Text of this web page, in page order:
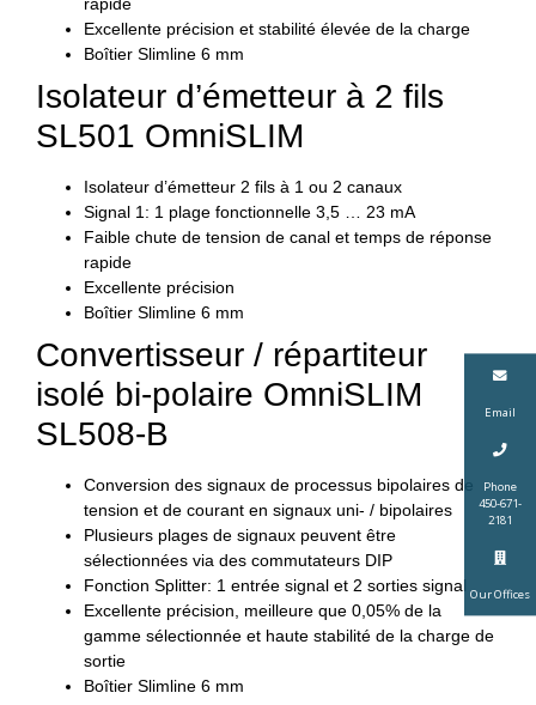
Email
Phone
450-671-
2181
Our Offices
Excellente précision et stabilité élevée de la charge
Boîtier Slimline 6 mm
Isolateur d’émetteur à 2 fils
SL501 OmniSLIM
Isolateur d’émetteur 2 fils à 1 ou 2 canaux
Signal 1: 1 plage fonctionnelle 3,5 … 23 mA
Faible chute de tension de canal et temps de réponse
rapide
Excellente précision
Boîtier Slimline 6 mm
Convertisseur / répartiteur
isolé bi-polaire OmniSLIM
SL508-B
Conversion des signaux de processus bipolaires de
tension et de courant en signaux uni- / bipolaires
Plusieurs plages de signaux peuvent être
sélectionnées via des commutateurs DIP
Fonction Splitter: 1 entrée signal et 2 sorties signal
Excellente précision, meilleure que 0,05% de la
gamme sélectionnée et haute stabilité de la charge de
sortie
Boîtier Slimline 6 mm